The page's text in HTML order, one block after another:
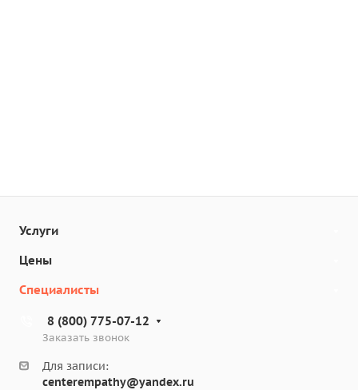
Услуги
Цены
Специалисты
8 (800) 775-07-12
Заказать звонок
Для записи:
centerempathy@yandex.ru